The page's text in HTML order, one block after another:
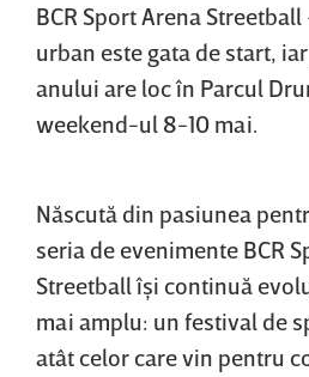
BCR Sport Arena
urban este gata de start,
anului are loc în Parcul
weekend-ul 8-10 mai.
Născută din pasiunea
seria de evenimente BCR
Streetball îşi continuă
mai amplu: un festival de
atât celor care vin pentru